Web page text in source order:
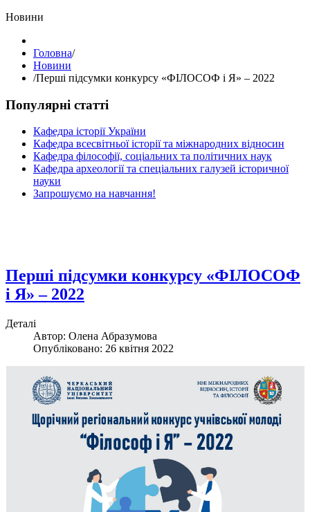
Hовини
Головна/
Hовини
/Перші підсумки конкурсу «ФІЛОСОФ і Я» – 2022
Популярні статті
Кафедра історії України
Кафедра всесвітньої історії та міжнародних відносин
Кафедра філософії, соціальних та політичних наук
Кафедра археології та спеціальних галузей історичної
науки
Запрошуємо на навчання!
Перші підсумки конкурсу «ФІЛОСОФ
і Я» – 2022
Деталі
Автор: Олена Абразумова
Опубліковано: 26 квітня 2022